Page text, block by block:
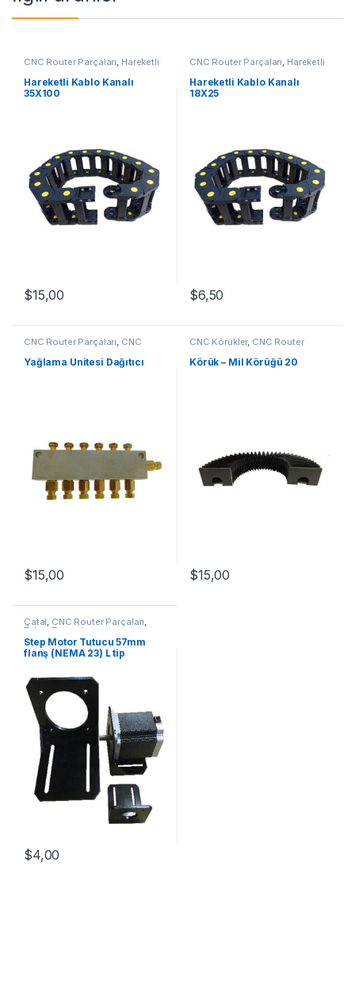
CNC Router Parçaları, Hareketli
Hareketli Kablo Kanalı
35X100
$15,00
CNC Router Parçaları, Hareketli
Hareketli Kablo Kanalı
18X25
$6,50
CNC Router Parçaları, CNC
Yağlama Üniteleri
Yağlama Ünitesi Dağıtıcı
$15,00
CNC Körükler, CNC Router
Körük – Mil Körüğü 20
$15,00
Çatal, CNC Router Parçaları,
Takım Tutucular
Step Motor Tutucu 57mm
flanş (NEMA 23) L tip
$4,00